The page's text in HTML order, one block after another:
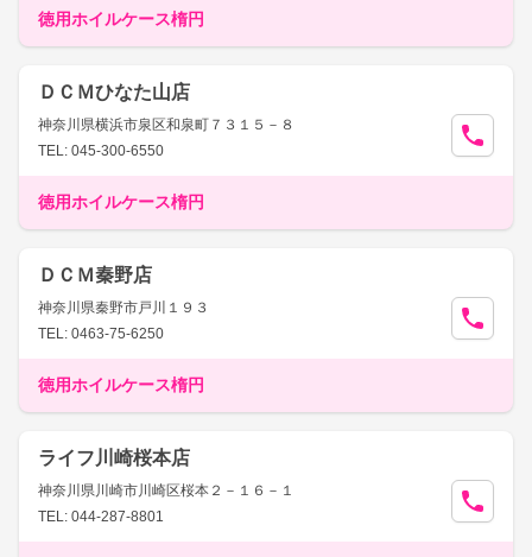
徳用ホイルケース楕円
ＤＣＭひなた山店
神奈川県横浜市泉区和泉町７３１５－８
TEL: 045-300-6550
徳用ホイルケース楕円
ＤＣＭ秦野店
神奈川県秦野市戸川１９３
TEL: 0463-75-6250
徳用ホイルケース楕円
ライフ川崎桜本店
神奈川県川崎市川崎区桜本２－１６－１
TEL: 044-287-8801